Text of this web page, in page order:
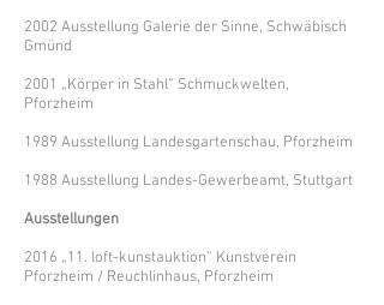
2002 Ausstellung Galerie der Sinne, Schwäbisch
Gmünd
2001 „Körper in Stahl“ Schmuckwelten,
Pforzheim
1989 Ausstellung Landesgartenschau, Pforzheim
1988 Ausstellung Landes-Gewerbeamt, Stuttgart
Ausstellungen
2016 „11. loft-kunstauktion“ Kunstverein
Pforzheim / Reuchlinhaus, Pforzheim